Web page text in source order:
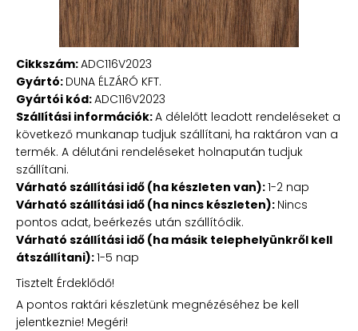
Cikkszám:ADC116V2023
Gyártó: DUNA ÉLZÁRÓ KFT.
Gyártói kód:ADC116V2023
Szállítási információk:A délelőtt leadott rendeléseket a
következő munkanap tudjuk szállítani, ha raktáron van a
termék. A délutáni rendeléseket holnapután tudjuk
szállítani.
Várható szállítási idő (ha készleten van):1-2 nap
Várható szállítási idő (ha nincs készleten): Nincs
pontos adat, beérkezés után szállítódik.
Várható szállítási idő (ha másik telephelyünkről kell
átszállítani):1-5 nap
Tisztelt Érdeklődő!
A pontos raktári készletünk megnézéséhez be kell
jelentkeznie! Megéri!